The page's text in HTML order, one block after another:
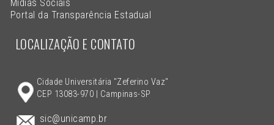
Mídias Sociais
Portal da Transparência Estadual
LOCALIZAÇÃO E CONTATO
Cidade Universitária "Zeferino Vaz"
CEP 13083-970 | Campinas-SP
sic@unicamp.br